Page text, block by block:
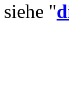
siehe "